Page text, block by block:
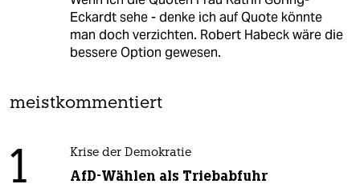
Eckardt sehe - denke ich auf Quote könnte
man doch verzichten. Robert Habeck wäre die
bessere Option gewesen.
meistkommentiert
1 Krise der Demokratie
AfD-Wählen als Triebabfuhr